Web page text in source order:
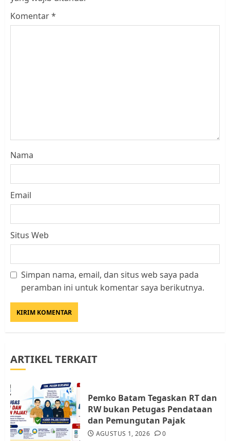
Komentar*
Nama
Email
Situs Web
Simpan nama, email, dan situs web saya pada
peramban ini untuk komentar saya berikutnya.
ARTIKEL TERKAIT
Pemko Batam Tegaskan RT dan
RW bukan Petugas Pendataan
dan Pemungutan Pajak
AGUSTUS 1, 2026 0
Datangi Pemko Batam, Warga
4
Warga Rempang Ajukan
Resahkan Warga
JULI 17, 2026 0